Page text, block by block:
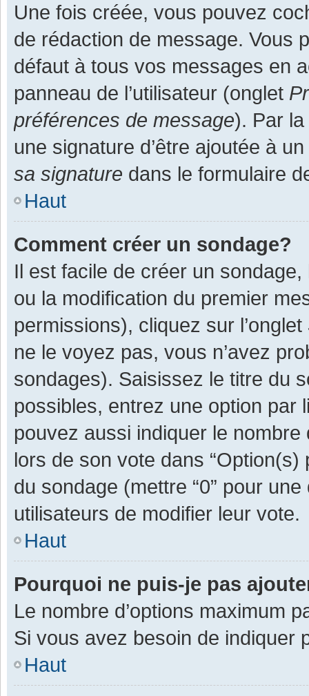
Une fois créée, vous pouvez
de rédaction de message. Vous
défaut à tous vos messages en
panneau de l’utilisateur (onglet
préférences de message). Par
une signature d’être ajoutée à
sa signature dans le formulaire
Haut
Comment créer un sondage?
Il est facile de créer un
ou la modification du premier
permissions), cliquez sur l’onglet
ne le voyez pas, vous n’avez
sondages). Saisissez le titre du
possibles, entrez une option par
pouvez aussi indiquer le
lors de son vote dans “Option(s)
du sondage (mettre “0” pour
utilisateurs de modifier leur vote.
Haut
Pourquoi ne puis-je pas
Le nombre d’options maximum
Si vous avez besoin de indiquer
Haut